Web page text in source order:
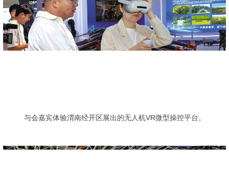
与会嘉宾体验渭南经开区展出的无人机VR微型操控平台。